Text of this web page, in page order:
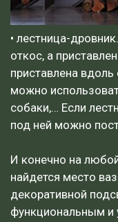
• лестница-
откос, а
приставлена вдоль
можно
собаки,… Если
под ней можно
И конечно на
найдется место
декоративной
функциональным